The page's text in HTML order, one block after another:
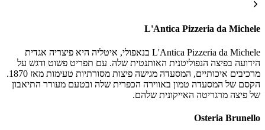
L'Antica Pizzeria da Michele
L'Antica Pizzeria da Michele בנאפולי, איטליה היא פיצריה אגדית
הידועה בפיצה הנפוליטנית האותנטית שלה. עם תפריט פשוט ודגש על
מרכיבים איכותיים, המסעדה מגישה פיצות מסורתיות טעימות מאז 1870.
הקסם של המסעדה טמון באווירה הכפרית שלה ובטעם מעורר התיאבון
של פיצה מרגריטה האייקונית שלהם.
Osteria Brunello